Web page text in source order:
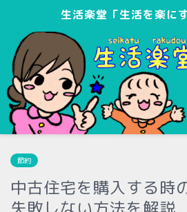
生活楽堂「生活を楽に
節約
中古住宅を購入する時